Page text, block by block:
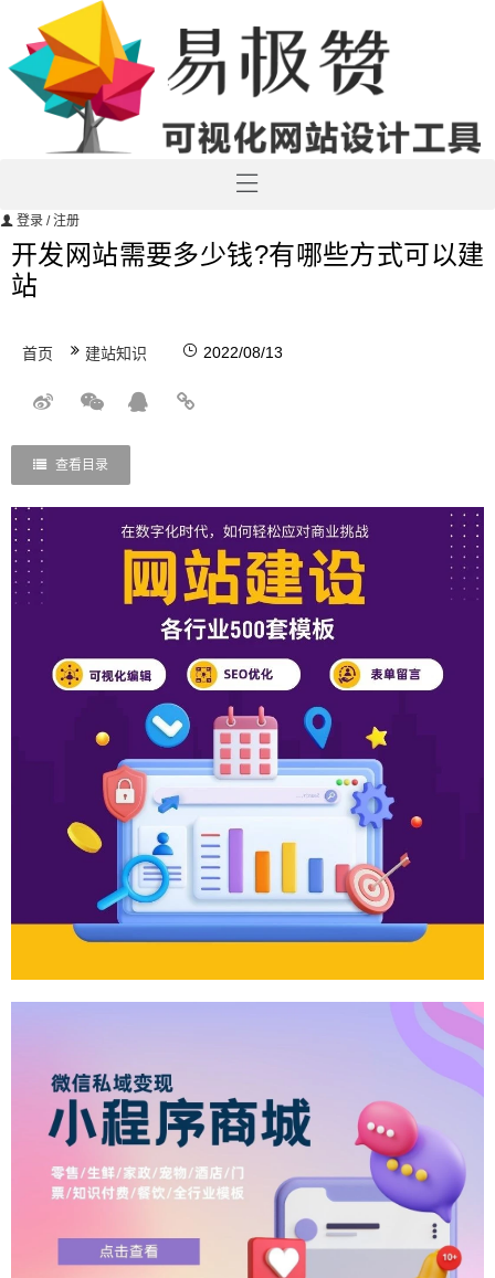
登录 / 注册
开发网站需要多少钱?有哪些方式可以建
站
首页 建站知识 2022/08/13
查看目录